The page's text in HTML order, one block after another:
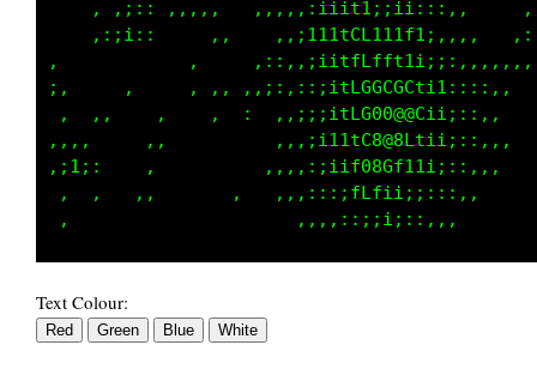
,, ,:      ,  ,,,,,::i;:,,::,,   ,,
,,,  :,, ,,,,  ,,,:;11;:::::;:,;,
,;i::,           ,,,;1ftii;;;;ft,,
::::      ,,,     :;;:i1tCfii;;ii:,,,,  ,
,    ,    ,   :, :,::;i1fCLt1ii;:::::
,,             :,,,;i1tfCLLLfii1::,,,,
,          ,::;1LLG0GC00f1;::,,, ,
:,     ,,        ,
Text Colour: